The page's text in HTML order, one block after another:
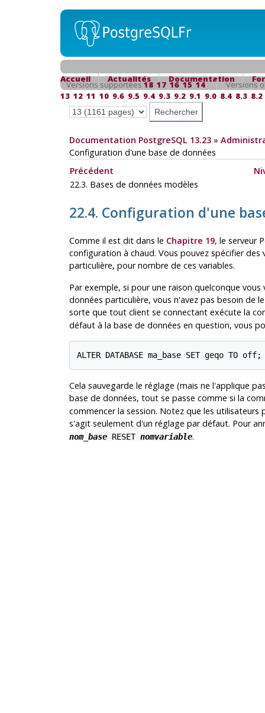
Accueil Actualités Documentation
Versions supportées18 17 16 15 14
Versions
13 12 11 10 9.6 9.5 9.4 9.3 9.2 9.1 9.0 8.4 8.3 8.2
Documentation PostgreSQL 13.23»
Configuration d'une base de données
Précédent
22.3. Bases de données modèles
22.4. Configuration d'une
Comme il est dit dans le Chapitre 19, le serveur
configuration à chaud. Vous pouvez spécifier
particulière, pour nombre de ces variables.
Par exemple, si pour une raison quelconque
données particulière, vous n'avez pas besoin de
sorte que tout client se connectant exécute la
défaut à la base de données en question, vous
ALTER DATABASE ma_base SET geqo TO off;
Cela sauvegarde le réglage (mais ne l'applique
base de données, tout se passe comme si la
commencer la session. Notez que les
s'agit seulement d'un réglage par défaut. Pour
nom_baseRESET nomvariable.